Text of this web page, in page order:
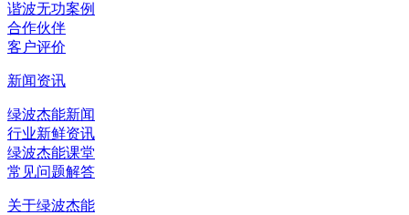
谐波无功案例
合作伙伴
客户评价
新闻资讯
绿波杰能新闻
行业新鲜资讯
绿波杰能课堂
常见问题解答
关于绿波杰能